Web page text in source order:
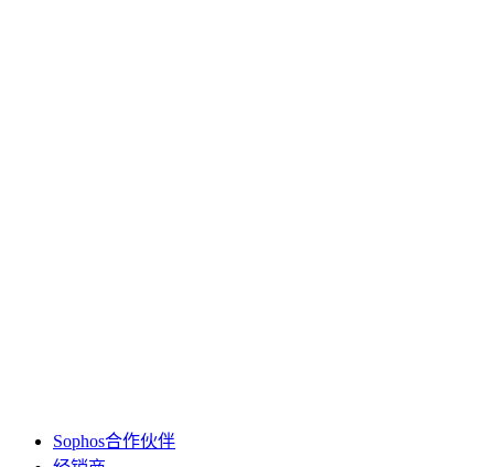
Sophos合作伙伴